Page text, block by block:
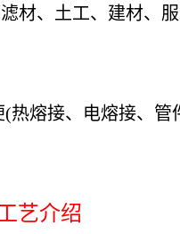
材、土工、建材、
熔接、电熔接、
艺介绍